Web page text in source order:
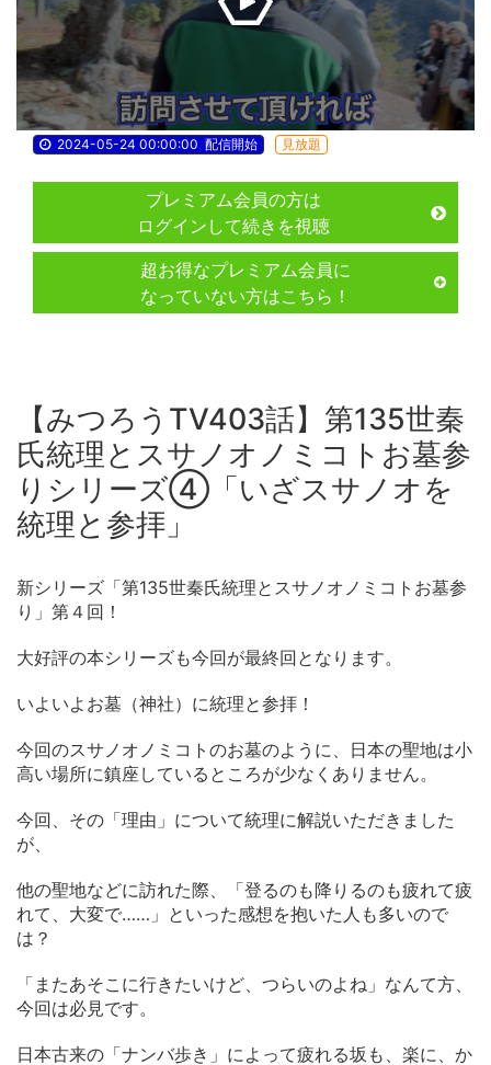
2024-05-24 00:00:00 配信開始 見放題
プレミアム会員の方は
ログインして続きを視聴
超お得なプレミアム会員に
なっていない方はこちら！
【みつろうTV403話】第135世秦
氏統理とスサノオノミコトお墓参
りシリーズ④「いざスサノオを
統理と参拝」
新シリーズ「第135世秦氏統理とスサノオノミコトお墓参
り」第４回！
大好評の本シリーズも今回が最終回となります。
いよいよお墓（神社）に統理と参拝！
今回のスサノオノミコトのお墓のように、日本の聖地は小
高い場所に鎮座しているところが少なくありません。
今回、その「理由」について統理に解説いただきました
が、
他の聖地などに訪れた際、「登るのも降りるのも疲れて疲
れて、大変で……」といった感想を抱いた人も多いので
は？
「またあそこに行きたいけど、つらいのよね」なんて方、
今回は必見です。
日本古来の「ナンバ歩き」によって疲れる坂も、楽に、か